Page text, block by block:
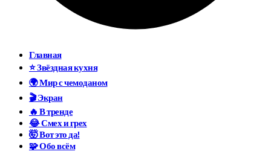
Главная
⭐ Звёздная кухня
🌍 Мир с чемоданом
🎬 Экран
🔥 В тренде
😂 Смех и грех
🤯 Вот это да!
🧩 Обо всём